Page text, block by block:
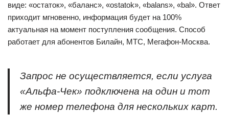
виде: «остаток», «баланс», «ostatok», «balans», «bal». Ответ
приходит мгновенно, информация будет на 100%
актуальная на момент поступления сообщения. Способ
работает для абонентов Билайн, МТС, Мегафон-Москва.
Запрос не осуществляется, если услуга
«Альфа-Чек» подключена на один и тот
же номер телефона для нескольких карт.